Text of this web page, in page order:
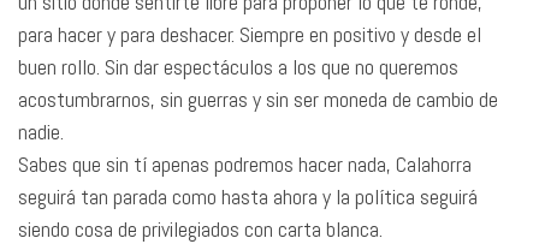
para hacer y para deshacer. Siempre en positivo y desde el
buen rollo. Sin dar espectáculos a los que no queremos
acostumbrarnos, sin guerras y sin ser moneda de cambio de
nadie.
Sabes que sin tí apenas podremos hacer nada, Calahorra
seguirá tan parada como hasta ahora y la política seguirá
siendo cosa de privilegiados con carta blanca.